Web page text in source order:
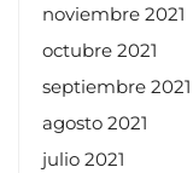
noviembre 2021
octubre 2021
septiembre 2021
agosto 2021
julio 2021